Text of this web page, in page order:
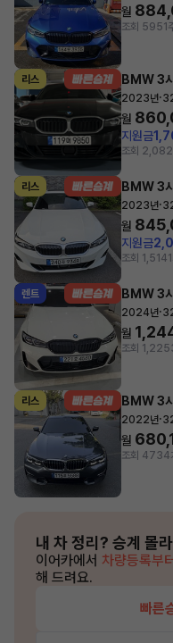
월
조회 5951
리스 BMW 3
2023년·
월
지원금
조회 2,082
리스 BMW 3
2023년·
월
지원금
조회 1,514
렌트 BMW 3
2024년·
월
조회 1,225
리스 BMW 3
2022년·
월
조회 4734
내 차 정리? 승계 몰
이어카에서 차량등록부
해 드려요.
빠른